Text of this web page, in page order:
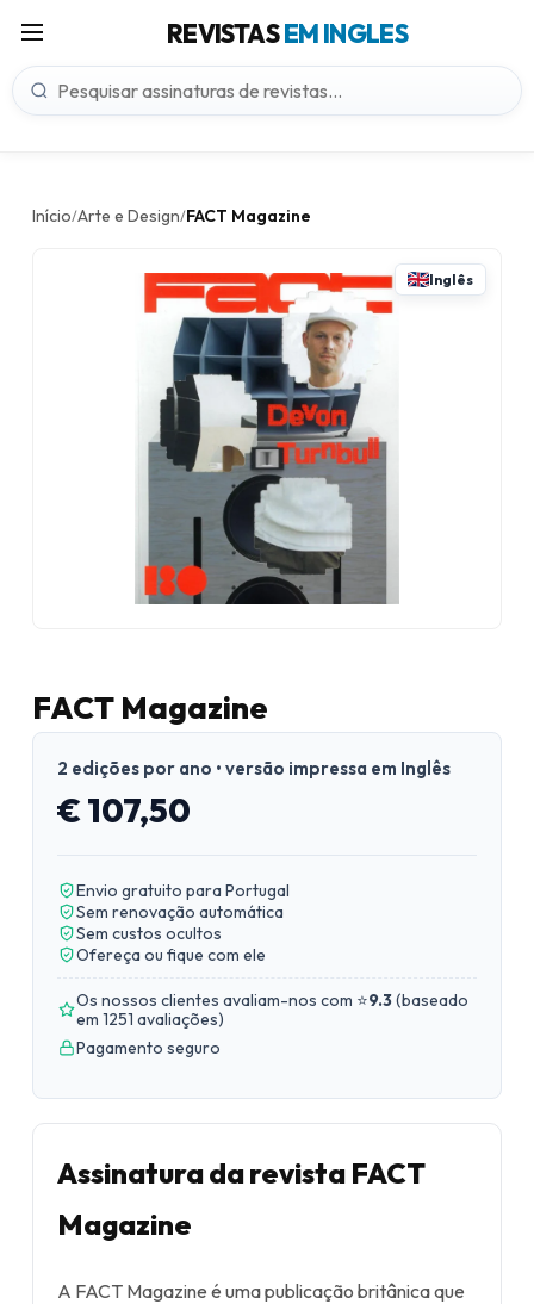
REVISTASEM INGLES
Início/Arte e Design/FACT Magazine
Inglês
FACT Magazine
2 edições por ano • versão impressa em Inglês
€ 107,50
Envio gratuito para Portugal
Sem renovação automática
Sem custos ocultos
Ofereça ou fique com ele
Os nossos clientes avaliam-nos com ⭐9.3(baseado
em 1251 avaliações)
Pagamento seguro
Assinatura da revista FACT
Magazine
A FACT Magazine é uma publicação britânica que